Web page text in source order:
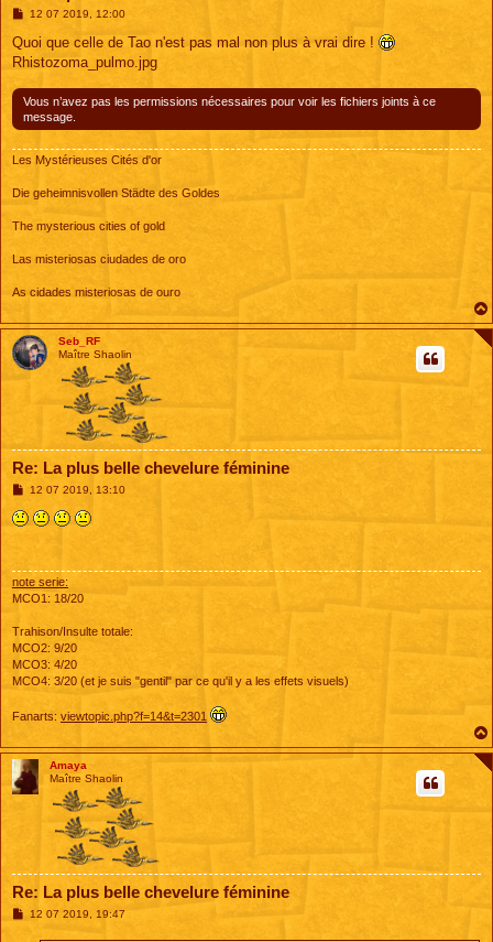
M
s
a
e
12 07 2019, 12:00
Quoi que celle de Tao n'est pas mal non plus à vrai dire !
Rhistozoma_pulmo.jpg
Vous n’avez pas les permissions nécessaires pour voir les fichiers joints à ce
message.
Les Mystérieuses Cités d'or
Die geheimnisvollen Städte des Goldes
The mysterious cities of gold
Las misteriosas ciudades de oro
As cidades misteriosas de ouro
Seb_RF
Maître Shaolin
Re: La plus belle chevelure féminine
M
s
s
12 07 2019, 13:10
note serie:
MCO1: 18/20
Trahison/Insulte totale:
MCO2: 9/20
MCO3: 4/20
MCO4: 3/20 (et je suis "gentil" par ce qu'il y a les effets visuels)
Fanarts: viewtopic.php?f=14&t=2301
Amaya
Maître Shaolin
Re: La plus belle chevelure féminine
M12 07 2019, 19:47